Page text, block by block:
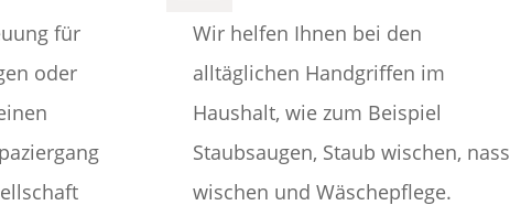
für
oder
Wir helfen Ihnen bei den
alltäglichen Handgriffen im
Haushalt, wie zum Beispiel
Staubsaugen, Staub wischen, nass
wischen und Wäschepflege.